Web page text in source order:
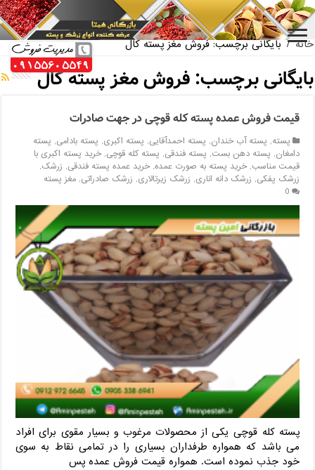
بازار فروش پسته اکبری بسته بندی
خانه / بایگانی برچسب: فروش مغز پسته کال
بایگانی برچسب:فروش مغز پسته کال
قیمت فروش عمده پسته کله قوچی در جهت صادرات
پسته, پسته آب خندان, پسته احمدآقایی, پسته اکبری, پسته بادامی, پسته
دامغان, پسته دهن بست, پسته فندقی, پسته کله قوچی,خرید پسته اکبری با
قیمت مناسب,خرید پسته به صورت عمده,خرید عمده پسته فندقی, زرشک,
زرشک پفکی, زرشک دانه اناری, زرشک زیرتالاری, زرشک صادراتی,مغز پسته
0
پسته کله قوچی یکی از محصولات مرغوب و بسیار مقوی برای افراد
می باشد که همواره طرفداران بسیاری را در تمامی نقاط به سوی
خود جذب نموده است. همواره قیمت فروش عمده پس